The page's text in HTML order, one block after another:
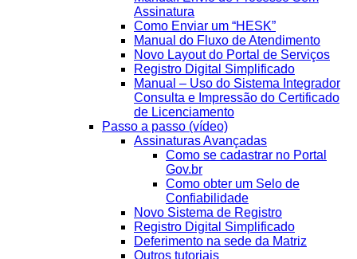
Assinatura
Como Enviar um “HESK”
Manual do Fluxo de Atendimento
Novo Layout do Portal de Serviços
Registro Digital Simplificado
Manual – Uso do Sistema Integrador
Consulta e Impressão do Certificado
de Licenciamento
Passo a passo (vídeo)
Assinaturas Avançadas
Como se cadastrar no Portal
Gov.br
Como obter um Selo de
Confiabilidade
Novo Sistema de Registro
Registro Digital Simplificado
Deferimento na sede da Matriz
Outros tutoriais